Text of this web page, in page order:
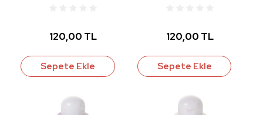
120,00 TL
Sepete Ekle
120,00 TL
Sepete Ekle